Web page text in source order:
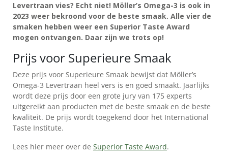
Levertraan vies? Echt niet! Möller’s Omega-3 is ook in
2023 weer bekroond voor de beste smaak. Alle vier de
smaken hebben weer een Superior Taste Award
mogen ontvangen. Daar zijn we trots op!
Prijs voor Superieure Smaak
Deze prijs voor Superieure Smaak bewijst dat Möller’s
Omega-3 Levertraan heel vers is en goed smaakt. Jaarlijks
wordt deze prijs door een grote jury van 175 experts
uitgereikt aan producten met de beste smaak en de beste
kwaliteit. De prijs wordt toegekend door het International
Taste Institute.
Lees hier meer over de Superior Taste Award.
PRODUCTEN
WAAROM
MÖLLER’S?
VOORDELEN